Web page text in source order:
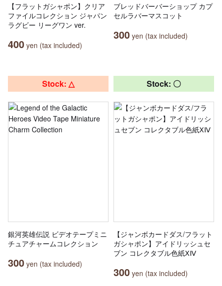
【フラットガシャポン】クリア
ファイルコレクション ジャパン
ラグビー リーグワン ver.
400 yen (tax included)
ブレッドバーバーショップ カプ
セルラバーマスコット
300 yen (tax included)
Stock: △
銀河英雄伝説 ビデオテープミニ
チュアチャームコレクション
300 yen (tax included)
Stock: 〇
【ジャンボカードダス/フラット
ガシャポン】アイドリッシュセ
ブン コレクタブル色紙ⅩⅣ
300 yen (tax included)